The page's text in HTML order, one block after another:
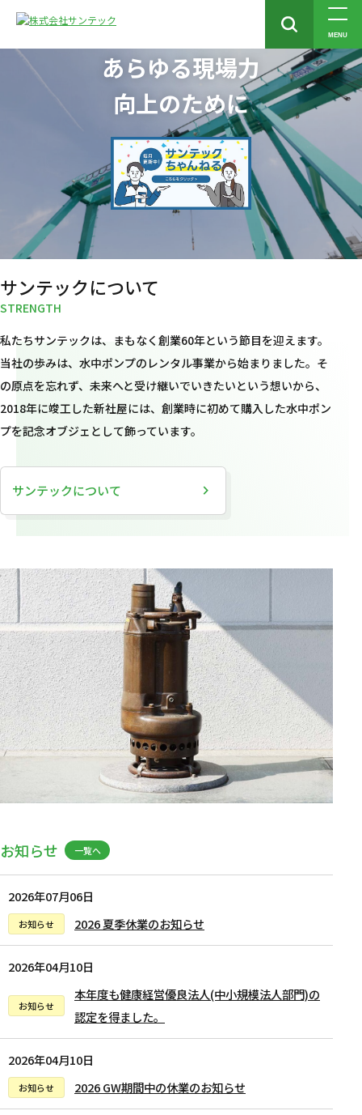
MENU
あらゆる現場力
向上のために
サンテックについて
私たちサンテックは、まもなく創業60年という節目を迎えます。
当社の歩みは、水中ポンプのレンタル事業から始まりました。そ
の原点を忘れず、未来へと受け継いでいきたいという想いから、
2018年に竣工した新社屋には、創業時に初めて購入した水中ポン
プを記念オブジェとして飾っています。
サンテックについて
お知らせ
2026年07月06日
2026 夏季休業のお知らせ
2026年04月10日
本年度も健康経営優良法人(中小規模法人部門)の
認定を得ました。
2026年04月10日
2026 GW期間中の休業のお知らせ